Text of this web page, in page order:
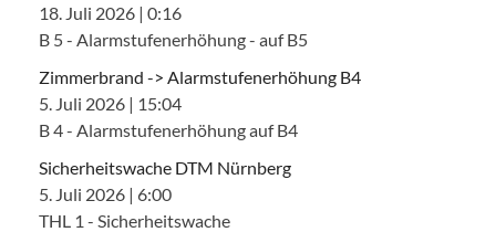
18. Juli 2026 | 0:16
B 5 - Alarmstufenerhöhung - auf B5
Zimmerbrand -> Alarmstufenerhöhung B4
5. Juli 2026 | 15:04
B 4 - Alarmstufenerhöhung auf B4
Sicherheitswache DTM Nürnberg
5. Juli 2026 | 6:00
THL 1 - Sicherheitswache